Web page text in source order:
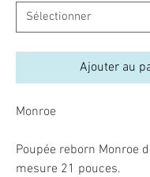
Ajouter au
Monroe
Poupée reborn Monroe
mesure 21 pouces.